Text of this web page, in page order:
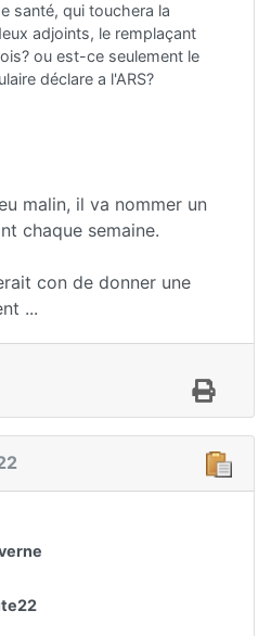
santé, qui touchera la
adjoints, le remplaçant
ou est-ce seulement le
déclare a l'ARS?
malin, il va nommer un
chaque semaine.
con de donner une
...